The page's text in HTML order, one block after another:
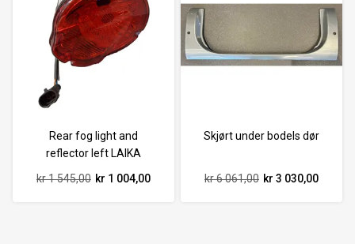
Rear fog light and
reflector left LAIKA
kr 1 545,00 kr 1 004,00
Skjørt under bodels dør
kr 6 061,00 kr 3 030,00